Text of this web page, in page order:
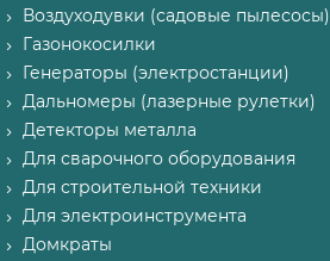
Воздуходувки (садовые пылесосы)
Газонокосилки
Генераторы (электростанции)
Дальномеры (лазерные рулетки)
Детекторы металла
Для сварочного оборудования
Для строительной техники
Для электроинструмента
Домкраты